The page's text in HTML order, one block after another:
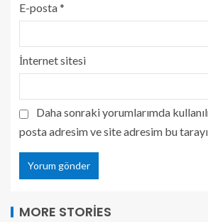
E-posta*
İnternet sitesi
Daha sonraki yorumlarımda
posta adresim ve site adresim bu
MORE STORIES